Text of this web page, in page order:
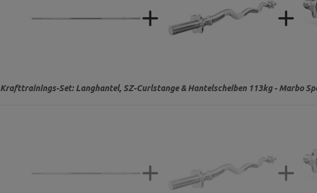
Krafttrainings-Set: Langhantel, SZ-Curlstange & Hantelscheiben 113kg - Marbo